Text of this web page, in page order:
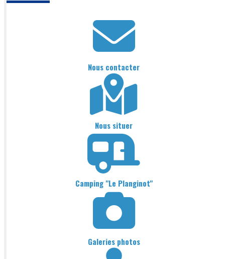
Nous contacter
Nous situer
Camping "Le Planginot"
Galeries photos